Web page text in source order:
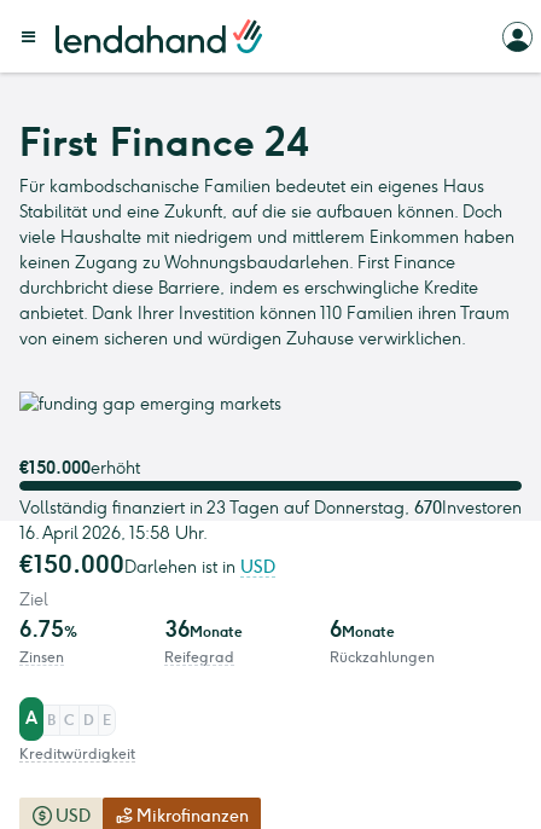
First Finance 24
Für kambodschanische Familien bedeutet ein eigenes Haus
Stabilität und eine Zukunft, auf die sie aufbauen können. Doch
viele Haushalte mit niedrigem und mittlerem Einkommen haben
keinen Zugang zu Wohnungsbaudarlehen. First Finance
durchbricht diese Barriere, indem es erschwingliche Kredite
anbietet. Dank Ihrer Investition können 110 Familien ihren Traum
von einem sicheren und würdigen Zuhause verwirklichen.
€150.000erhöht
Vollständig finanziert in 23 Tagen auf Donnerstag,
16. April 2026, 15:58 Uhr.
670 Investoren
€150.000Darlehen ist in USD
Ziel
6.75%
Zinsen
36Monate
Reifegrad
6Monate
Rückzahlungen
A B C D
E
Kreditwürdigkeit
USD Mikrofinanzen